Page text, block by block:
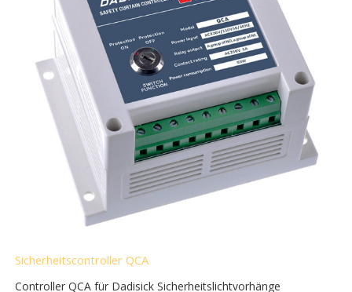
Sicherheitscontroller QCA
Controller QCA für Dadisick Sicherheitslichtvorhänge